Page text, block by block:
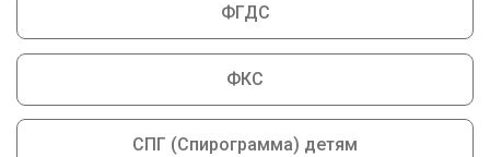
ФГДС
ФКС
СПГ (Спирограмма) детям